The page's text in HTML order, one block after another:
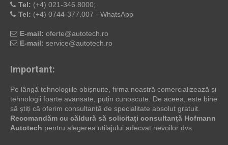
Tel: (+4) 021-346.8000;
Tel: (+4) 0744-377.007 - WhatsApp
E-mail: oferte@autotech.ro
E-mail: service@autotech.ro
Important:
Pe lângă tehnologiile obișnuite, firma noastră comercializează și
tehnologii foarte avansate, puțin cunoscute. De aceea, este bine
să știți că oferim consultanță de specialitate absolut gratuit.
Recomandăm cu căldură să solicitați consultanță Hofmann
Autotech pentru alegerea utilajului adecvat nevoilor dvs.